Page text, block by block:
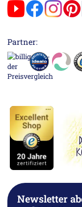
Partner:
Newsletter